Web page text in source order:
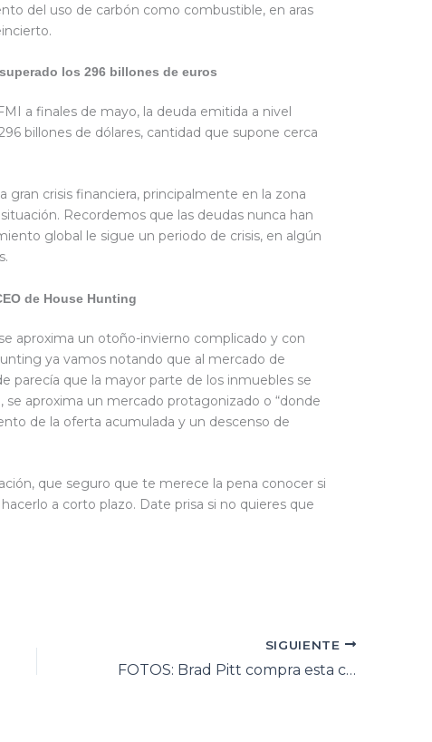
del uso de carbón como combustible, en aras
los 296 billones de euros
a finales de mayo, la deuda emitida a nivel
billones de dólares, cantidad que supone cerca
gran crisis financiera, principalmente en la zona
Recordemos que las deudas nunca han
global le sigue un periodo de crisis, en algún
de House Hunting
aproxima un otoño-invierno complicado y con
ya vamos notando que al mercado de
parecía que la mayor parte de los inmuebles se
se aproxima un mercado protagonizado o “donde
de la oferta acumulada y un descenso de
que seguro que te merece la pena conocer si
a corto plazo. Date prisa si no quieres que
SIGUIENTE
FOTOS: Brad Pitt compra esta casa por 40 millones de dólares